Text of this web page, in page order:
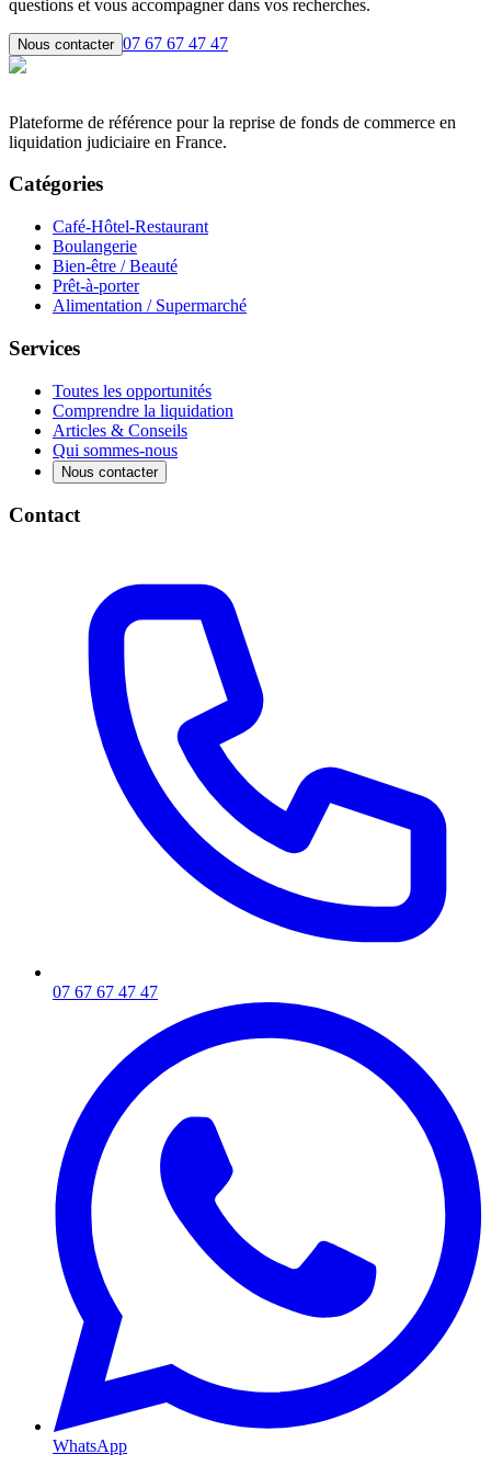
questions et vous accompagner dans vos recherches.
Nous contacter 07 67 67 47 47
Plateforme de référence pour la reprise de fonds de commerce en
liquidation judiciaire en France.
Catégories
Café-Hôtel-Restaurant
Boulangerie
Bien-être / Beauté
Prêt-à-porter
Alimentation / Supermarché
Services
Toutes les opportunités
Comprendre la liquidation
Articles & Conseils
Qui sommes-nous
Nous contacter
Contact
07 67 67 47 47
WhatsApp